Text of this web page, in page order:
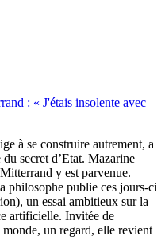
: « J'étais insolente avec
à se construire autrement, a
secret d’Etat. Mazarine
y est parvenue.
philosophe publie ces jours-ci
un essai ambitieux sur la
artificielle. Invitée de
un regard, elle revient